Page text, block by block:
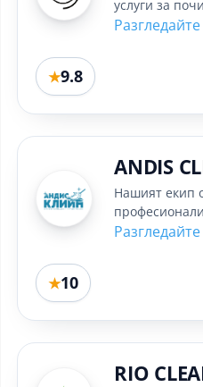
услуги за
качество,
★9.8
ANDIS
Нашият екип
престижните
★10
RIO